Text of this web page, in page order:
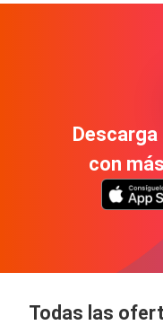
con
Todas las